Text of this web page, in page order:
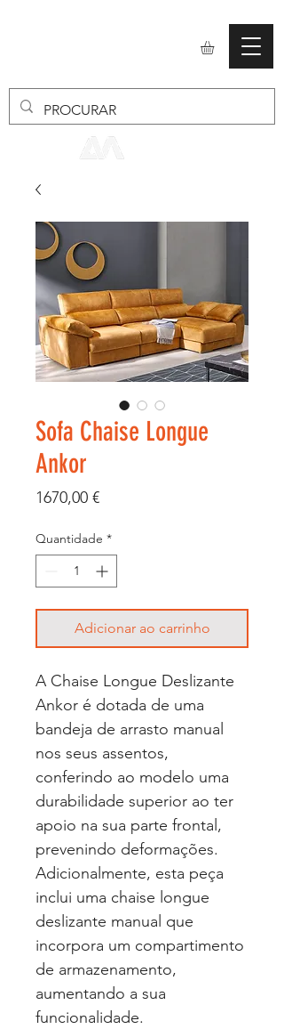
Sofa Chaise Longue
Ankor
1670,00 €Preço
Quantidade *
Adicionar ao carrinho
A Chaise Longue Deslizante
Ankor é dotada de uma
bandeja de arrasto manual
nos seus assentos,
conferindo ao modelo uma
durabilidade superior ao ter
apoio na sua parte frontal,
prevenindo deformações.
Adicionalmente, esta peça
inclui uma chaise longue
deslizante manual que
incorpora um compartimento
de armazenamento,
aumentando a sua
funcionalidade.